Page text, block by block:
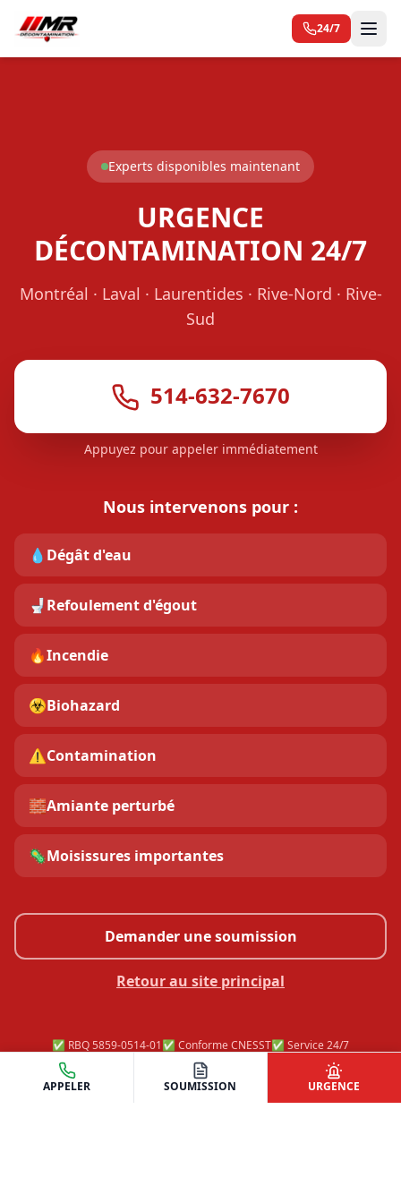
24/7
Experts disponibles maintenant
URGENCE
DÉCONTAMINATION 24/7
Montréal · Laval · Laurentides · Rive-Nord · Rive-
Sud
514-632-7670
Appuyez pour appeler immédiatement
Nous intervenons pour :
💧 Dégât d'eau
🚽Refoulement d'égout
🔥Incendie
☣️Biohazard
⚠️Contamination
🧱Amiante perturbé
🦠Moisissures importantes
Demander une soumission
Retour au site principal
✅ RBQ 5859-0514-01✅ Conforme CNESST✅ Service 24/7
✅ Soumission gratuite
APPELER
SOUMISSION URGENCE